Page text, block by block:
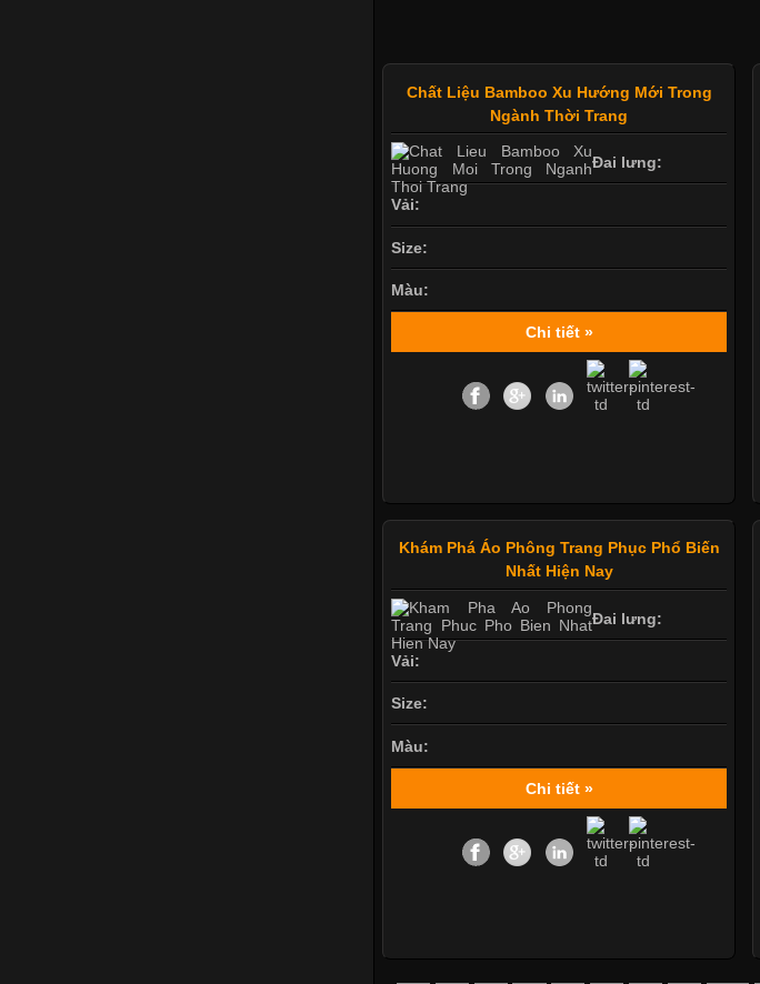
Chất Liệu Bamboo Xu Hướng Mới Trong
Ngành Thời Trang
Đai lưng:
Vải:
Size:
Màu:
Chi tiết »
Khám Phá Áo Phông Trang Phục Phổ Biến
Nhất Hiện Nay
Đai lưng:
Vải:
Size:
Màu:
Chi tiết »